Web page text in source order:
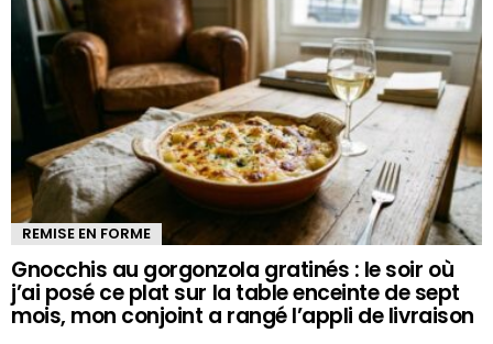
REMISE EN FORME
Gnocchis au gorgonzola gratinés : le soir où
j’ai posé ce plat sur la table enceinte de sept
mois, mon conjoint a rangé l’appli de livraison